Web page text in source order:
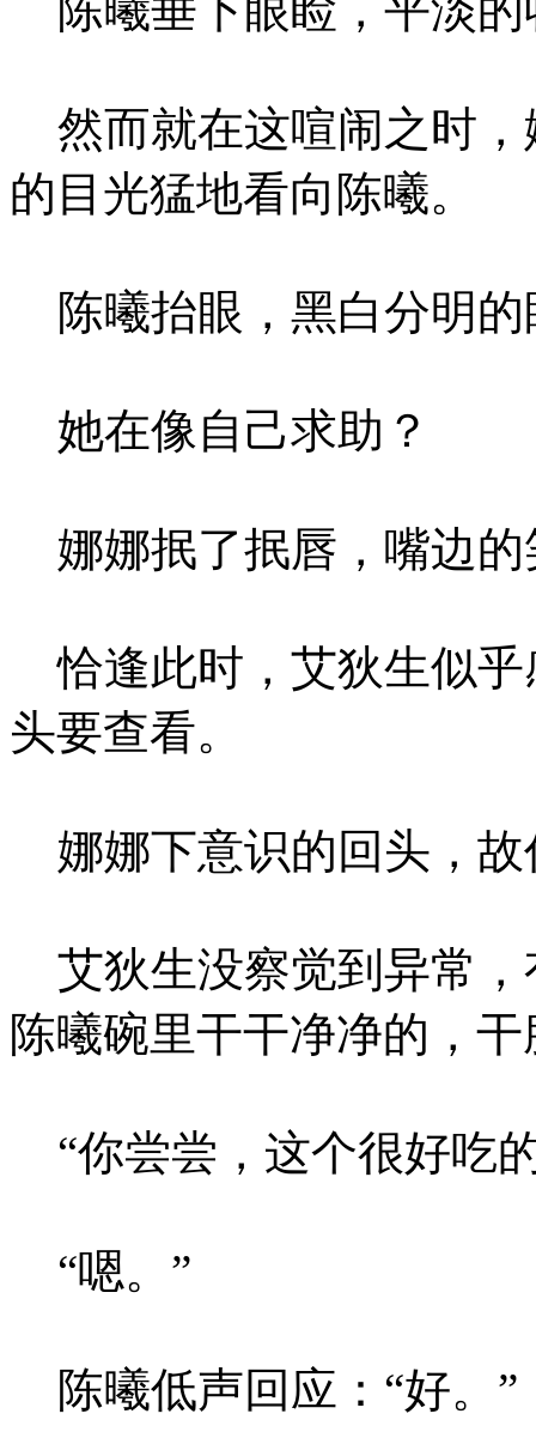
然而就在这喧闹之时，
的目光猛地看向陈曦。
陈曦抬眼，黑白分明的
她在像自己求助？
娜娜抿了抿唇，嘴边的
恰逢此时，艾狄生似乎
头要查看。
娜娜下意识的回头，故
艾狄生没察觉到异常，
陈曦碗里干干净净的，
“你尝尝，这个很好吃
“嗯。”
陈曦低声回应：“好。”